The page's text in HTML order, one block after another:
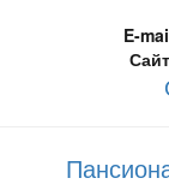
E-